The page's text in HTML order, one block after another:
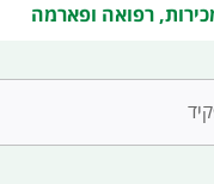
רפואה ופארמה